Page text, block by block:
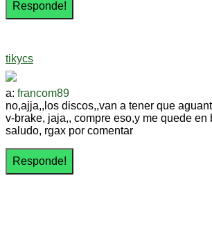
tikycs
a: francom89
no,ajja,,los discos,,van a tener que
v-brake, jaja,, compre eso,y me quede en
saludo, rgax por comentar